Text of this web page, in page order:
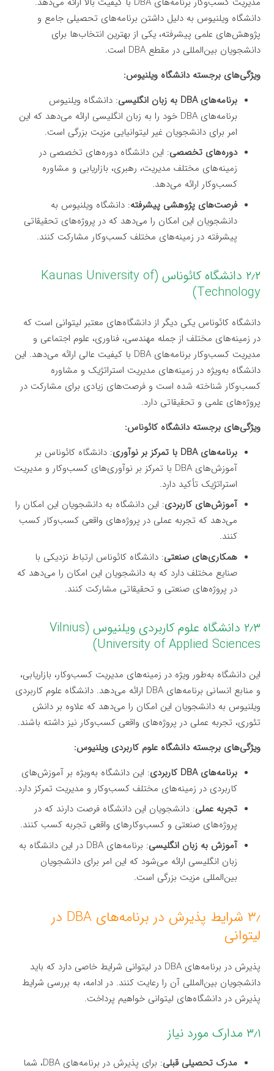
دانشگاه ویلنیوس به دلیل داشتن برنامه‌های تحصیلی جامع و
پژوهش‌های علمی پیشرفته، یکی از بهترین انتخاب‌ها برای
دانشجویان بین‌المللی در مقطع DBA است.
ویژگی‌های برجسته دانشگاه ویلنیوس:
برنامه‌های DBA به زبان انگلیسی
: دانشگاه ویلنیوس
برنامه‌های DBA خود را به زبان انگلیسی ارائه می‌دهد که این
امر برای دانشجویان غیر لیتوانیایی مزیت بزرگی است.
دوره‌های تخصصی: این دانشگاه دوره‌های تخصصی در
زمینه‌های مختلف مدیریت، رهبری، بازاریابی و مشاوره
کسب‌وکار ارائه می‌دهد.
فرصت‌های پژوهشی پیشرفته: دانشگاه ویلنیوس به
دانشجویان این امکان را می‌دهد که در پروژه‌های تحقیقاتی
پیشرفته در زمینه‌های مختلف کسب‌وکار مشارکت کنند.
۲٫۲ دانشگاه کائوناس (Kaunas University of
Technology)
دانشگاه کائوناس یکی دیگر از دانشگاه‌های معتبر لیتوانی است که
در زمینه‌های مختلف از جمله مهندسی، فناوری، علوم اجتماعی و
مدیریت کسب‌وکار برنامه‌های DBA با کیفیت عالی ارائه می‌دهد. این
دانشگاه به‌ویژه در زمینه‌های مدیریت استراتژیک و مشاوره
کسب‌وکار شناخته شده است و فرصت‌های زیادی برای مشارکت در
پروژه‌های علمی و تحقیقاتی دارد.
ویژگی‌های برجسته دانشگاه کائوناس:
برنامه‌های DBA با تمرکز بر نوآوری
: دانشگاه کائوناس بر
آموزش‌های DBA با تمرکز بر نوآوری‌های کسب‌وکار و مدیریت
استراتژیک تأکید دارد.
آموزش‌های کاربردی: این دانشگاه به دانشجویان این امکان را
می‌دهد که تجربه عملی در پروژه‌های واقعی کسب‌وکار کسب
کنند.
همکاری‌های صنعتی: دانشگاه کائوناس ارتباط نزدیکی با
صنایع مختلف دارد که به دانشجویان این امکان را می‌دهد که
در پروژه‌های صنعتی و تحقیقاتی مشارکت کنند.
۲٫۳ دانشگاه علوم کاربردی ویلنیوس (Vilnius
University of Applied Sciences)
این دانشگاه به‌طور ویژه در زمینه‌های مدیریت کسب‌وکار، بازاریابی،
و منابع انسانی برنامه‌های DBA ارائه می‌دهد. دانشگاه علوم کاربردی
ویلنیوس به دانشجویان این امکان را می‌دهد که علاوه بر دانش
تئوری، تجربه عملی در پروژه‌های واقعی کسب‌وکار نیز داشته باشند.
ویژگی‌های برجسته دانشگاه علوم کاربردی ویلنیوس:
برنامه‌های DBA کاربردی
: این دانشگاه به‌ویژه بر آموزش‌های
کاربردی در زمینه‌های مختلف کسب‌وکار و مدیریت تمرکز دارد.
تجربه عملی: دانشجویان این دانشگاه فرصت دارند که در
پروژه‌های صنعتی و کسب‌وکارهای واقعی تجربه کسب کنند.
آموزش به زبان انگلیسی
: برنامه‌های DBA در این دانشگاه به
زبان انگلیسی ارائه می‌شود که این امر برای دانشجویان
بین‌المللی مزیت بزرگی است.
۳٫ شرایط پذیرش در برنامه‌های DBA در
لیتوانی
پذیرش در برنامه‌های DBA در لیتوانی شرایط خاصی دارد که باید
دانشجویان بین‌المللی آن را رعایت کنند. در ادامه، به بررسی شرایط
پذیرش در دانشگاه‌های لیتوانی خواهیم پرداخت.
۳٫۱ مدارک مورد نیاز
مدرک تحصیلی قبلی
: برای پذیرش در برنامه‌های DBA، شما